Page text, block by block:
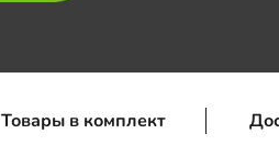
Товары в комплект